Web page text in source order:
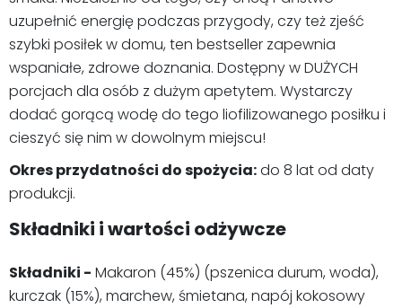
uzupełnić energię podczas przygody, czy też zjeść
szybki posiłek w domu, ten bestseller zapewnia
wspaniałe, zdrowe doznania. Dostępny w DUŻYCH
porcjach dla osób z dużym apetytem. Wystarczy
dodać gorącą wodę do tego liofilizowanego posiłku i
cieszyć się nim w dowolnym miejscu!
Okres przydatności do spożycia:do 8 lat od daty
produkcji.
Składniki i wartości odżywcze
Składniki - Makaron (45%) (pszenica durum, woda),
kurczak (15%), marchew, śmietana, napój kokosowy